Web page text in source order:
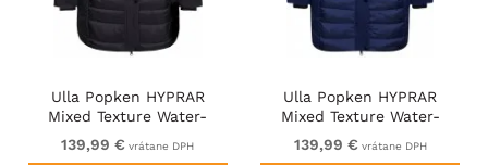
Ulla Popken HYPRAR
Mixed Texture Water-
Repellent Jacket Black
139,99 € vrátane DPH
Ulla Popken HYPRAR
Mixed Texture Water-
Repellent Jacket Night
Blue
139,99 € vrátane DPH